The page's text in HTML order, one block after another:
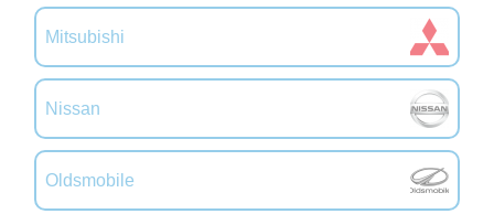
Mitsubishi
Nissan
Oldsmobile